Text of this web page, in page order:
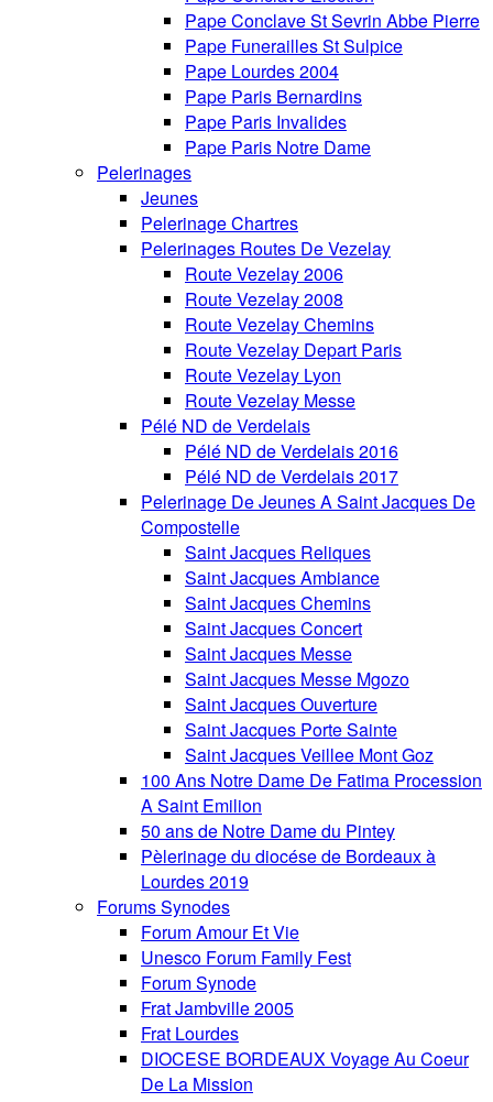
Pape Conclave St Sevrin Abbe Pierre
Pape Funerailles St Sulpice
Pape Lourdes 2004
Pape Paris Bernardins
Pape Paris Invalides
Pape Paris Notre Dame
Pelerinages
Jeunes
Pelerinage Chartres
Pelerinages Routes De Vezelay
Route Vezelay 2006
Route Vezelay 2008
Route Vezelay Chemins
Route Vezelay Depart Paris
Route Vezelay Lyon
Route Vezelay Messe
Pélé ND de Verdelais
Pélé ND de Verdelais 2016
Pélé ND de Verdelais 2017
Pelerinage De Jeunes A Saint Jacques De
Compostelle
Saint Jacques Reliques
Saint Jacques Ambiance
Saint Jacques Chemins
Saint Jacques Concert
Saint Jacques Messe
Saint Jacques Messe Mgozo
Saint Jacques Ouverture
Saint Jacques Porte Sainte
Saint Jacques Veillee Mont Goz
100 Ans Notre Dame De Fatima Procession
A Saint Emilion
50 ans de Notre Dame du Pintey
Pèlerinage du diocése de Bordeaux à
Lourdes 2019
Forums Synodes
Forum Amour Et Vie
Unesco Forum Family Fest
Forum Synode
Frat Jambville 2005
Frat Lourdes
DIOCESE BORDEAUX Voyage Au Coeur
De La Mission